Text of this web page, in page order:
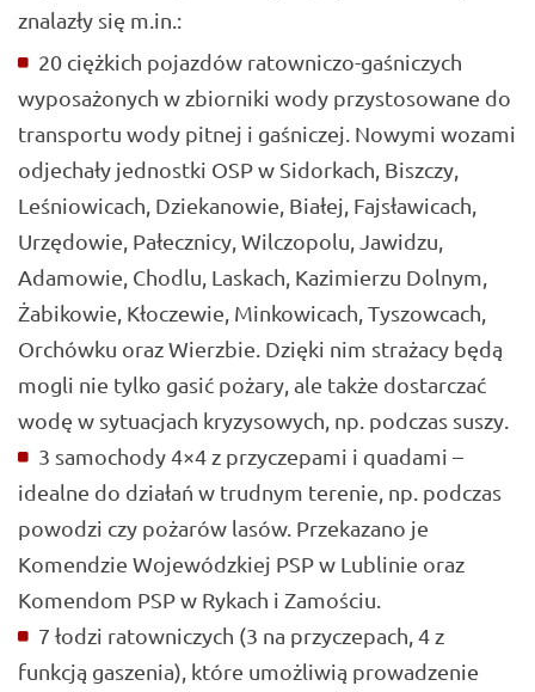
znalazły się m.in.:
20 ciężkich pojazdów ratowniczo-gaśniczych
wyposażonych w zbiorniki wody przystosowane do
transportu wody pitnej i gaśniczej. Nowymi wozami
odjechały jednostki OSP w Sidorkach, Biszczy,
Leśniowicach, Dziekanowie, Białej, Fajsławicach,
Urzędowie, Pałecznicy, Wilczopolu, Jawidzu,
Adamowie, Chodlu, Laskach, Kazimierzu Dolnym,
Żabikowie, Kłoczewie, Minkowicach, Tyszowcach,
Orchówku oraz Wierzbie. Dzięki nim strażacy będą
mogli nie tylko gasić pożary, ale także dostarczać
wodę w sytuacjach kryzysowych, np. podczas suszy.
3 samochody 4×4 z przyczepami i quadami –
idealne do działań w trudnym terenie, np. podczas
powodzi czy pożarów lasów. Przekazano je
Komendzie Wojewódzkiej PSP w Lublinie oraz
Komendom PSP w Rykach i Zamościu.
7 łodzi ratowniczych (3 na przyczepach, 4 z
funkcją gaszenia), które umożliwią prowadzenie